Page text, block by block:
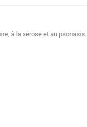
à la xérose et au psoriasis.